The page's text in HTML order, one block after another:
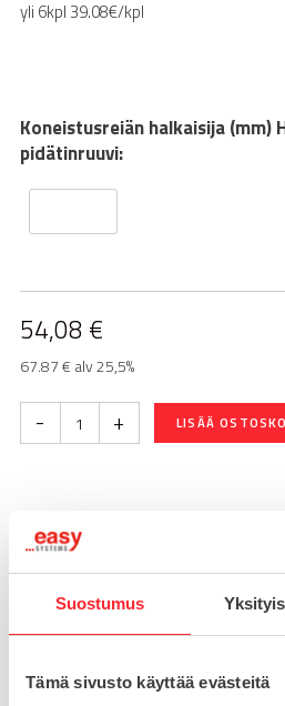
Suostumus
Tämä sivusto käyttää evästeitä
yli 6kpl 39.08€/kpl
Koneistusreiän halkaisija (mm)
pidätinruuvi:
54,08 €
67.87 € alv 25,5%
- + LISÄÄ
Pikatoimitus mahdollinen, kysy
Toimituskulut 25€ kun lähetyksen
Yli 1900mm toimitus 50€ ja yli